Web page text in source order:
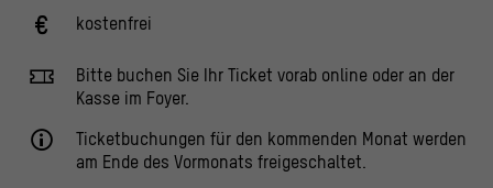
kostenfrei
Bitte buchen Sie Ihr Ticket vorab online oder an der
Kasse im Foyer.
Ticketbuchungen für den kommenden Monat werden
am Ende des Vormonats freigeschaltet.